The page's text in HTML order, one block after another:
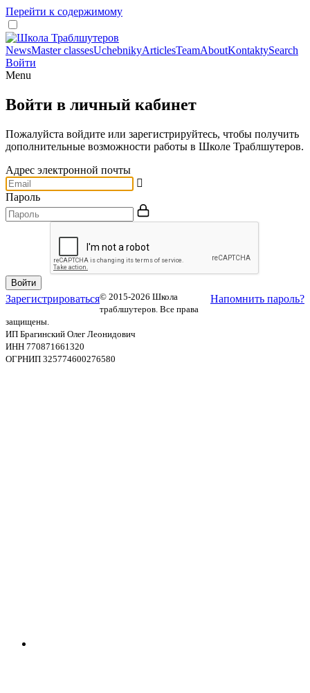
Перейти к содержимому
NewsMaster classesUchebnikyArticlesTeamAboutKontaktySearch
Войти
Menu
Войти в личный кабинет
Пожалуйста войдите или зарегистрируйтесь, чтобы получить
дополнительные возможности работы в Школе Траблшутеров.
Адрес электронной почты
Пароль
Зарегистрироваться Напомнить пароль?
© 2015-2026 Школа
траблшутеров. Все права
защищены.
ИП Брагинский Олег Леонидович
ИНН 770871661320
ОГРНИП 325774600276580